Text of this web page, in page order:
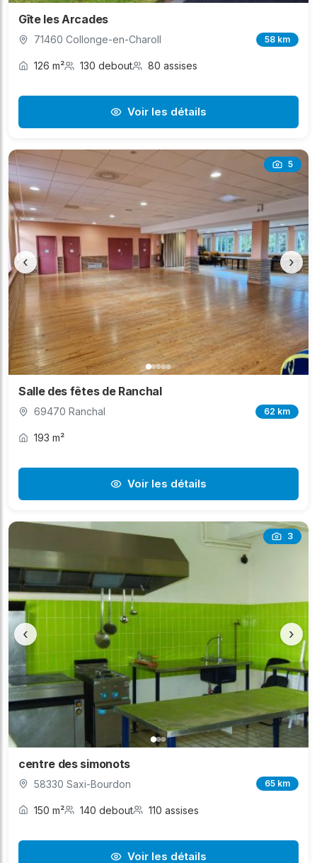
Gîte les Arcades
71460 Collonge-en-Charoll 58 km
126 m² 130 debout 80 assises
Voir les détails
5
‹ ›
Salle des fêtes de Ranchal
69470 Ranchal 62 km
193 m²
Voir les détails
3
‹ ›
centre des simonots
58330 Saxi-Bourdon 65 km
150 m² 140 debout 110 assises
Voir les détails